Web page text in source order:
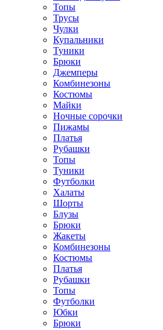
Топы
Трусы
Чулки
Купальники
Туники
Брюки
Джемперы
Комбинезоны
Костюмы
Майки
Ночные сорочки
Пижамы
Платья
Рубашки
Топы
Туники
Футболки
Халаты
Шорты
Блузы
Брюки
Жакеты
Комбинезоны
Костюмы
Платья
Рубашки
Топы
Футболки
Юбки
Брюки